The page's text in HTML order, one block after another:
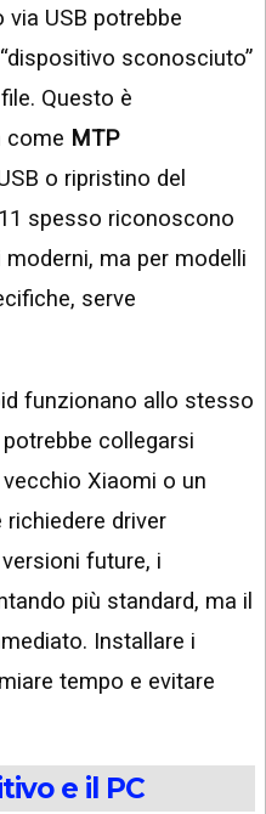
USB potrebbe
sconosciuto”
Questo è
come MTP
o ripristino del
spesso riconoscono
ma per modelli
serve
funzionano allo stesso
collegarsi
Xiaomi o un
driver
future, i
più standard, ma il
Installare i
tempo e evitare
e il PC